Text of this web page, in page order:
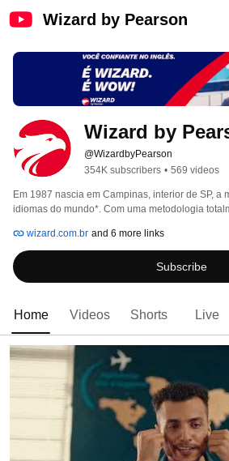
Wizard by Pearson
Wizard by
@WizardbyPearson
354K subscribers • 569 videos
Em 1987 nascia em Campinas, interior de SP, a
idiomas do mundo*. Com uma metodologia
acompanham as características particulares de
para aproveitar totalmente o seu aprendizado.
marca de 1200 escolas de idiomas e não para
crianças, adolescentes e adultos.
wizard.com.br and 6 more links
Subscribe
Home Videos Shorts Live